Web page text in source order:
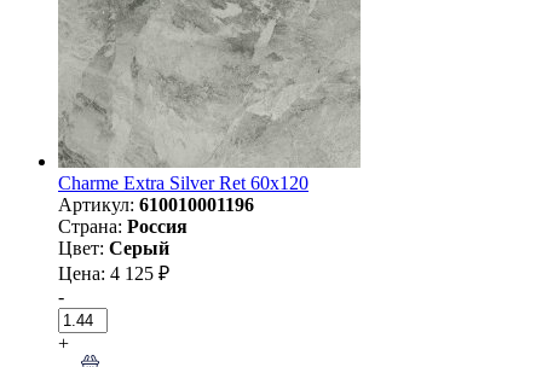
Charme Extra Silver Ret 60х120
Артикул: 610010001196
Страна: Россия
Цвет: Серый
Цена: 4 125 ₽
-
+